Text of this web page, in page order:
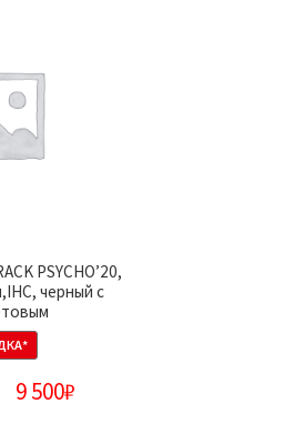
PSYCHO’20,
черный с
9 500₽